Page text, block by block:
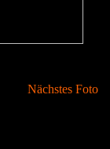
Nächstes Foto